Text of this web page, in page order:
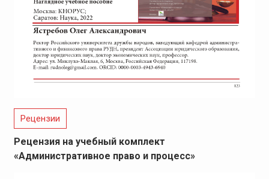
Рецензии
Рецензия на учебный комплект
«Административное право и процесс»